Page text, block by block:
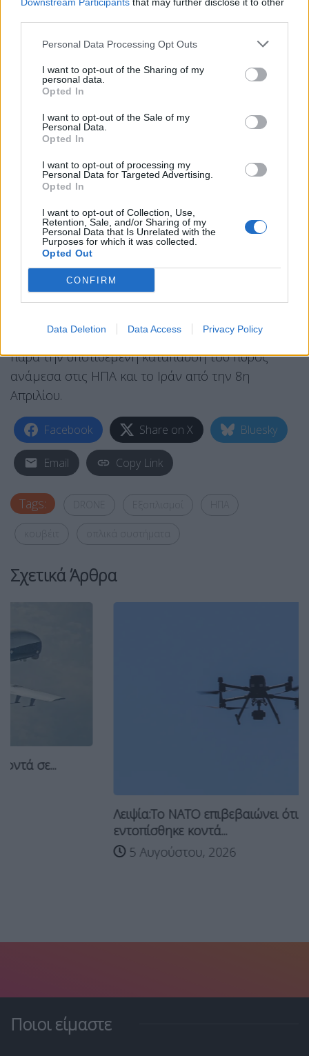
Personal Data Processing Opt Outs
I want to opt-out of the Sharing of my
personal data.
Opted In
I want to opt-out of the Sale of my
Personal Data.
Opted In
I want to opt-out of processing my
Personal Data for Targeted Advertising.
Opted In
I want to opt-out of Collection, Use,
Retention, Sale, and/or Sharing of my
Personal Data that Is Unrelated with the
Purposes for which it was collected.
Opted Out
CONFIRM
Data Deletion Data Access Privacy Policy
κατασκευάστρια με έδρα την Καλιφόρνια, η
Anduril, προστίθεται στην ανακοίνωση.
Δεν είναι ξεκάθαρο πότε θα παραδοθούν τα
συστήματα αυτά. Συχνά οι συμφωνίες για την
αγορά στρατιωτικών εξοπλισμών υλοποιούνται
έπειτα από μακρές χρονικές περιόδους.
Το Κουβέιτ, στο έδαφος του οποίου βρίσκεται
μεγάλη αμερικανική στρατιωτική βάση, έχει μπει
επανειλημμένα στο στόχαστρο του Ιράν κατά τη
διάρκεια του πολέμου στη Μέση Ανατολή, που
ξέσπασε με την αμερικανοϊσραηλινή επίθεση
εναντίον της Ισλαμικής Δημοκρατίας την 28η
Φεβρουαρίου.
Την Τετάρτη, επιδρομή drones έπληξε το διεθνές
άνθρωπο και τραυματίζοντας δεκάδες άλλους,
παρά την υποτιθέμενη κατάπαυση του πυρός
ανάμεσα στις ΗΠΑ και το Ιράν από την 8η
Απριλίου.
Facebook Share on X Bluesky
Email Copy Link
Tags:
Σχετικά Άρθρα
Λειψία:Το ΝΑΤΟ επιβεβαιώνει ότι drone
εντοπίσθηκε κοντά...
5 Αυγούστου, 2026
Ποιοι είμαστε